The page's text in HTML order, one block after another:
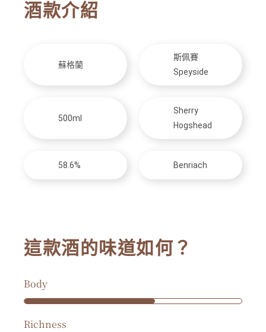
酒款介紹
蘇格蘭
斯佩賽
Speyside
500ml
Sherry
Hogshead
58.6% Benriach
這款酒的味道如何？
Body
Richness